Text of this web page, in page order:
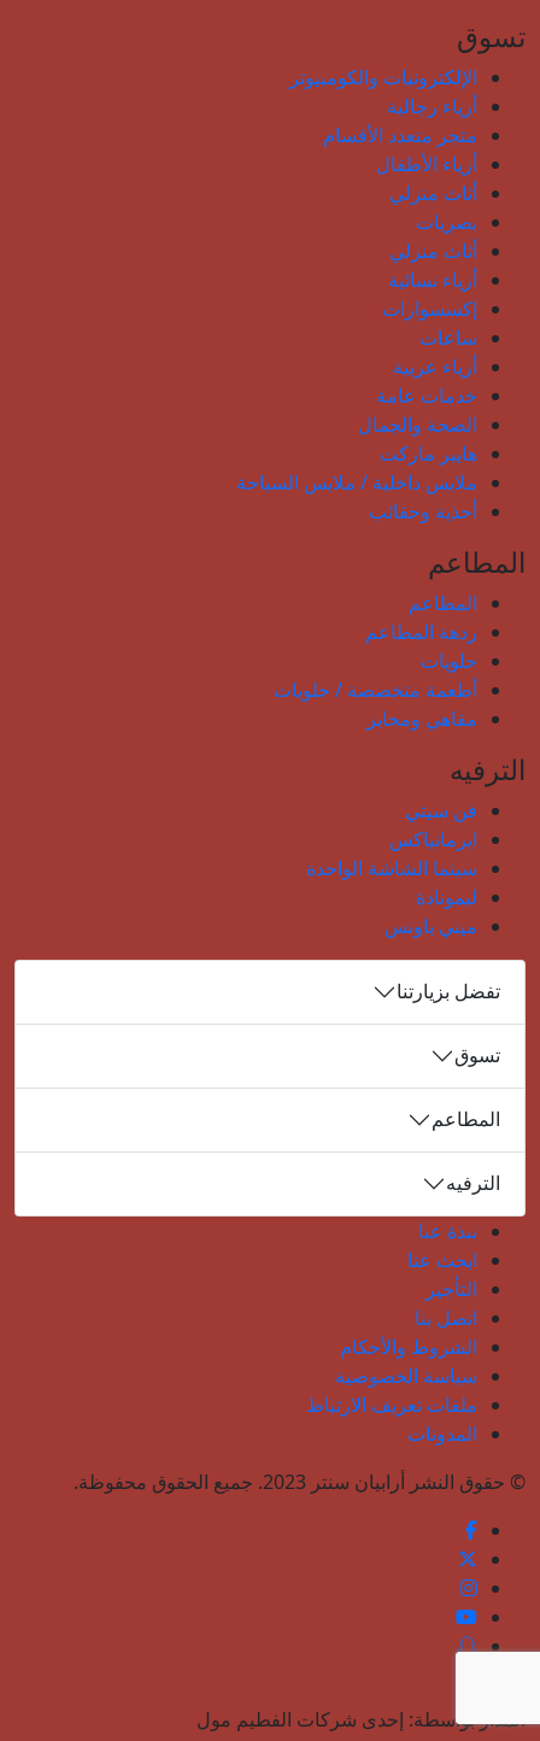
تسوق
الإلكترونيات والكومبيوتر
أزياء رجالية
متجر متعدد الأقسام
أزياء الأطفال
أثاث منزلي
بصريات
أثاث منزلي
أزياء نسائية
إكسسوارات
ساعات
أزياء عربية
خدمات عامة
الصحة والجمال
هايبر ماركت
ملابس داخلية / ملابس السباحة
أحذية وحقائب
المطاعم
المطاعم
ردهة المطاعم
حلويات
أطعمة متخصصة / حلويات
مقاهي ومخابز
الترفيه
فن سيتي
ايرمانياكس
سينما الشاشة الواحدة
ليمونادة
ميني باونس
تفضل بزيارتنا
تسوق
المطاعم
الترفيه
نبذة عنا
ابحث عنا
التأجير
اتصل بنا
الشروط والأحكام
سياسة الخصوصية
ملفات تعريف الارتباط
المدونات
© حقوق النشر أرابيان سنتر 2023. جميع الحقوق محفوظة.
المُدار بواسطة: إحدى شركات الفطيم مول